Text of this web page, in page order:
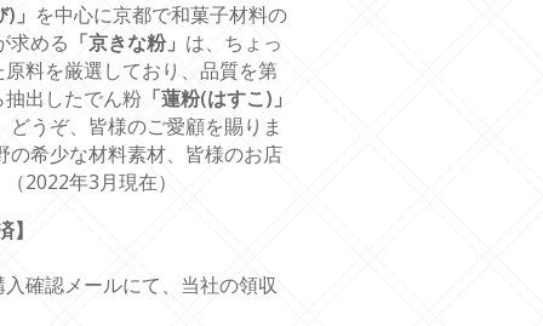
」 を中心に京都で和菓子材料の
求める 「京きな粉」 は、ちょっ
料を厳選しており、品質を第
出したでん粉 「蓮粉(はすこ)」
うぞ、皆様のご愛顧を賜りま
希少な材料素材、皆様のお店
2022年3月現在）
確認メールにて、当社の領収